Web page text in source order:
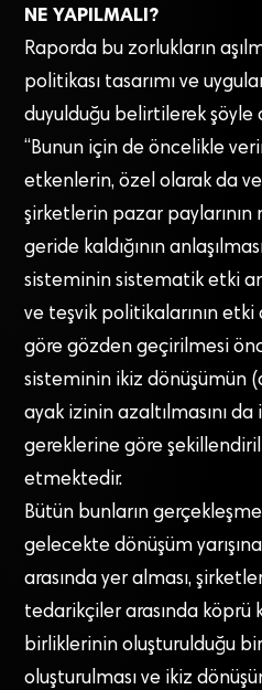
NE YAPILMALI?
Raporda bu zorlukların
politikası tasarımı ve
duyulduğu belirtilerek şöyle
“Bunun için de öncelikle
etkenlerin, özel olarak da
şirketlerin pazar
geride kaldığının
sisteminin sistematik etki
ve teşvik politikalarının
göre gözden geçirilmesi
sisteminin ikiz dönüşümün
ayak izinin azaltılmasını
gereklerine göre
etmektedir.
Bütün bunların
gelecekte dönüşüm
arasında yer alması,
tedarikçiler arasında köprü
birliklerinin oluşturulduğu
oluşturulması ve ikiz